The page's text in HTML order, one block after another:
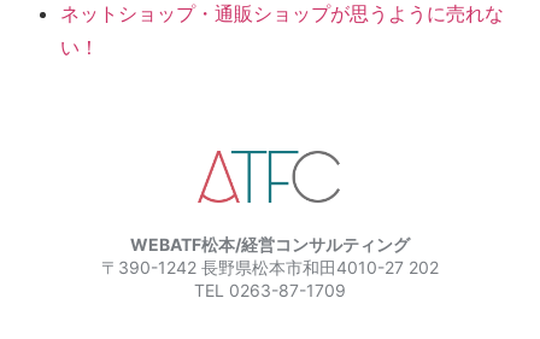
ネットショップ・通販ショップが思うように売れな
い！
WEBATF松本/経営コンサルティング
〒390-1242 長野県松本市和田4010-27 202
TEL 0263-87-1709